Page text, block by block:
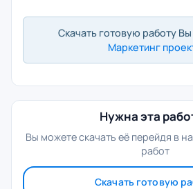
Скачать готовую работу
Маркетинг
Нужна эта
Вы можете скачать её перейдя в
работ
Скачать готовую